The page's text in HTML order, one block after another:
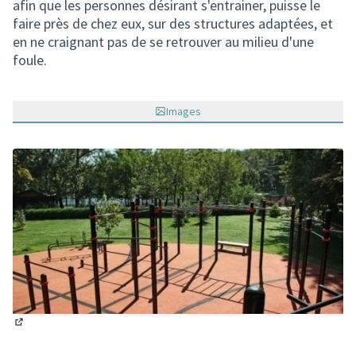
afin que les personnes désirant s'entrainer, puisse le
faire près de chez eux, sur des structures adaptées, et
en ne craignant pas de se retrouver au milieu d'une
foule.
Images